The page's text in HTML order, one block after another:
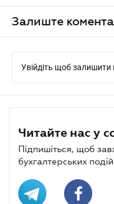
Залиште
Увійдіть щоб
Читайте нас у
Підпишіться, щоб
бухгалтерських